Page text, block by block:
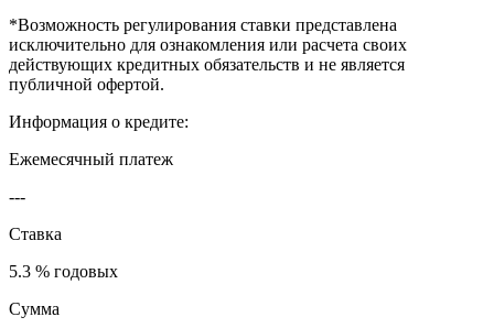
*Возможность регулирования ставки представлена
исключительно для ознакомления или расчета своих
действующих кредитных обязательств и не является
публичной офертой.
Информация о кредите:
Ежемесячный платеж
---
Ставка
5.3 % годовых
Сумма